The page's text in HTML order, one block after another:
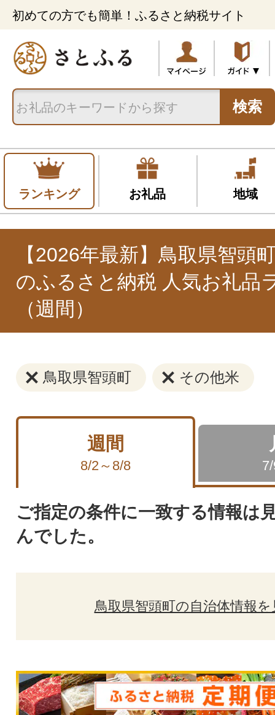
初めての方でも簡単！ふるさと納税サイト
検索
ランキング お礼品 地域
【2026年最新】鳥取県智頭
のふるさと納税 人気お礼品
（週間）
鳥取県智頭町 その他米
週間
8/2～8/8
ご指定の条件に一致する情報は
んでした。
鳥取県智頭町の自治体情報を